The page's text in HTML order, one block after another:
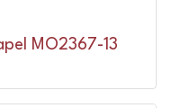
MO2367-13